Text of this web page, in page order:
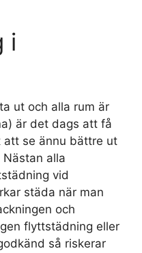
i
ut och alla rum är
är det dags att få
att se ännu bättre ut
alla
vid
städa när man
och
flyttstädning eller
så riskerar